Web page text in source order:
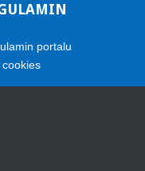
portalu
cookies